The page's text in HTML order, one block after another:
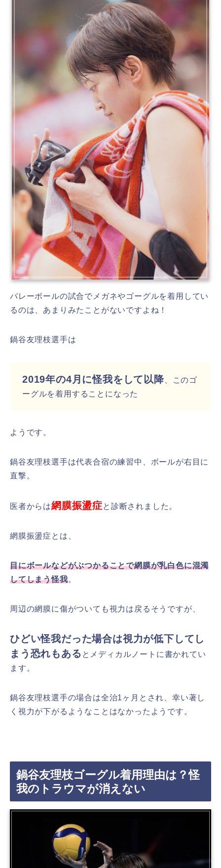
バレーボールの試合でメガネやゴーグルを着用してい
るのは、あまりみたことがないですよね！
鍋谷友理枝選手は
2019年の4月に怪我をして以降、このゴ
ーグルを着用することになった
ようです。
鍋谷友理枝選手は代表合宿の練習中、ボールが右目に
直撃。
医者からは網膜振盪症と診断されました。
網膜振盪症とは、
目にボールなどがぶつかることで網膜が乳白色に混濁
してしまう怪我。
周辺の網膜に傷がついても視力は戻るそうですが、
ひどい怪我だった場合は視力が低下してし
まう恐れもある とメディカルノートに書かれてい
ます。
鍋谷友理枝選手の場合は全治1ヶ月とされ、幸い著し
く視力が下がるようなことはなかったようです。
鍋谷友理枝ゴーグル着用理由は？怪
我のトラウマが消えない